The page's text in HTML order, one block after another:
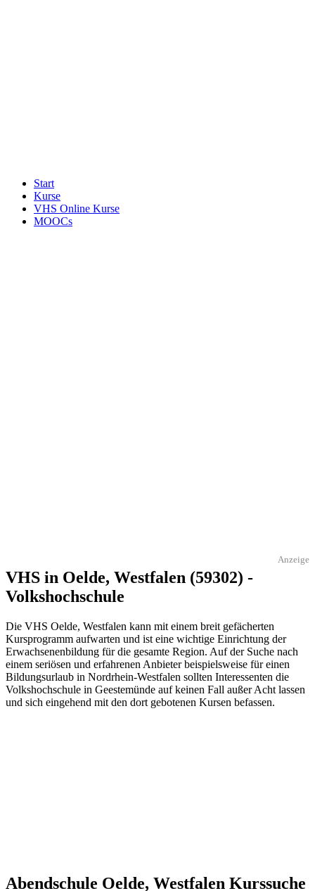
Start
Kurse
VHS Online Kurse
MOOCs
Anzeige
VHS in Oelde, Westfalen (59302) -
Volkshochschule
Die VHS Oelde, Westfalen kann mit einem breit gefächerten
Kursprogramm aufwarten und ist eine wichtige Einrichtung der
Erwachsenenbildung für die gesamte Region. Auf der Suche nach
einem seriösen und erfahrenen Anbieter beispielsweise für einen
Bildungsurlaub in Nordrhein-Westfalen sollten Interessenten die
Volkshochschule in Geestemünde auf keinen Fall außer Acht lassen
und sich eingehend mit den dort gebotenen Kursen befassen.
Abendschule Oelde, Westfalen Kurssuche